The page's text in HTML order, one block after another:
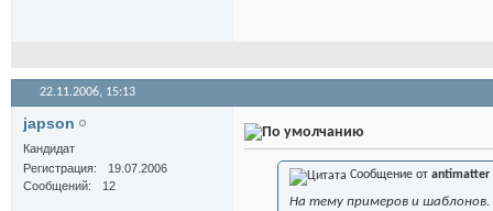
22.11.2006, 15:13
japson
Кандидат
Регистрация
19.07.2006
Сообщений
12
Сообщение от antimatter
На тему примеров и шаблонов.